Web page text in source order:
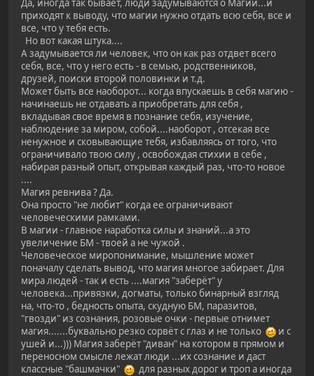
Да, иногда так бывает, люди задумываются о Магии...и
приходят к выводу, что магии нужно отдать всю себя, все и
все, что у тебя есть.
Но вот какая штука....
А задумывается ли человек, что он как раз отдвет всего
себя, все, что у него есть - в семью, родственников,
друзей, поиски второй половинки и т.д.
Может быть все наоборот... когда впускаешь в себя магию -
начинаешь не отдавать а приобретать для себя ,
вкладывая свое время в познание себя, изучение,
наблюдение за миром, собой....наоборот , отсекая все
ненужное и сковывающие тебя, избавляясь от того, что
ограничивало твою силу , освобождая стихии в себе ,
набирая разный опыт, открывая каждый раз, что-то новое
....
Магия ревнива ? Да.
Она просто "не любит" когда ее ограничивают
человеческими рамками.
В магии - главное наработка силы и знаний...а это
увеличение БМ - твоей а не чужой .
Человеческое миропонимание, мышление может
поначалу сделать вывод, что магия многое забирает. Для
мира людей - так и есть ....магия "заберёт" у
человека...привязки, догматы, только бинарный взгляд
на, что-то , бедность опыта, скудную БМ, паразитов,
"гвозди" из сознания, розовые очки - первые отнимет
магия.......буквально резко сорвёт с глаз и не только
и с
ушей и...))) Магия заберёт "диван" на котором в прямом и
переносном смысле лежат люди ...их сознание и даст
классные "башмачки"
для разных дорог и троп а иногда